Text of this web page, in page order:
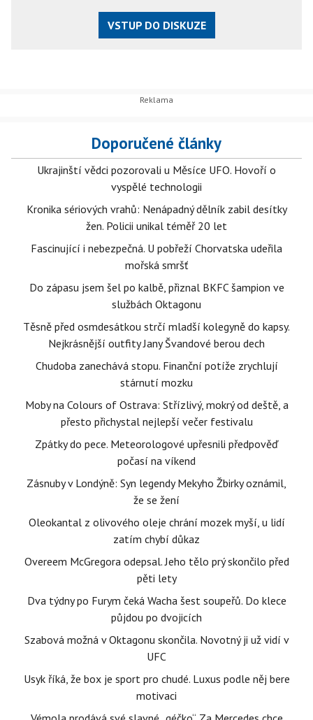
VSTUP DO DISKUZE
Doporučené články
Ukrajinští vědci pozorovali u Měsíce UFO. Hovoří o
vyspělé technologii
Kronika sériových vrahů: Nenápadný dělník zabil desítky
žen. Policii unikal téměř 20 let
Fascinující i nebezpečná. U pobřeží Chorvatska udeřila
mořská smršť
Do zápasu jsem šel po kalbě, přiznal BKFC šampion ve
službách Oktagonu
Těsně před osmdesátkou strčí mladší kolegyně do kapsy.
Nejkrásnější outfity Jany Švandové berou dech
Chudoba zanechává stopu. Finanční potíže zrychlují
stárnutí mozku
Moby na Colours of Ostrava: Střízlivý, mokrý od deště, a
přesto přichystal nejlepší večer festivalu
Zpátky do pece. Meteorologové upřesnili předpověď
počasí na víkend
Zásnuby v Londýně: Syn legendy Mekyho Žbirky oznámil,
že se žení
Oleokantal z olivového oleje chrání mozek myší, u lidí
zatím chybí důkaz
Overeem McGregora odepsal. Jeho tělo prý skončilo před
pěti lety
Dva týdny po Furym čeká Wacha šest soupeřů. Do klece
půjdou po dvojicích
Szabová možná v Oktagonu skončila. Novotný ji už vidí v
UFC
Usyk říká, že box je sport pro chudé. Luxus podle něj bere
motivaci